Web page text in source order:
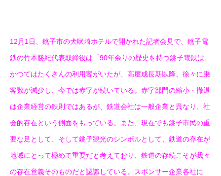
12月1日、銚子市の犬吠埼ホテルで開かれた記者会見で、銚子電
鉄の竹本勝紀代表取締役は「90年余りの歴史を持つ銚子電鉄は、
かつてはたくさんの利用客がいたが、高度成長期以降、徐々に乗
客数が減少し、今では赤字が続いている。赤字部門の縮小・撤退
は企業経営の鉄則ではあるが、鉄道会社は一般企業と異なり、社
会的存在という側面をもっている。また、現在でも銚子市民の重
要な足として、そして銚子観光のシンボルとして、鉄道の存在が
地域にとって極めて重要だと考えており、鉄道の存続こそが我々
の存在意義そのものだと認識している。スポンサー企業各社に